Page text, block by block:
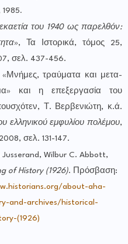
1985.
του 1940 ως παρελθόν:
», Τα Ιστορικά, τόμος 25,
σελ. 437-456.
τραύματα και μετα-
και η επεξεργασία του
Τ. Βερβενιώτη, κ.ά.
ελληνικού εμφυλίου πολέμου,
σελ. 131-147.
Jusserand, Wilbur C. Abbott,
of History (1926).
Πρόσβαση:
. historians.org/about-aha-
-and -archives/ historical -
-(1926)